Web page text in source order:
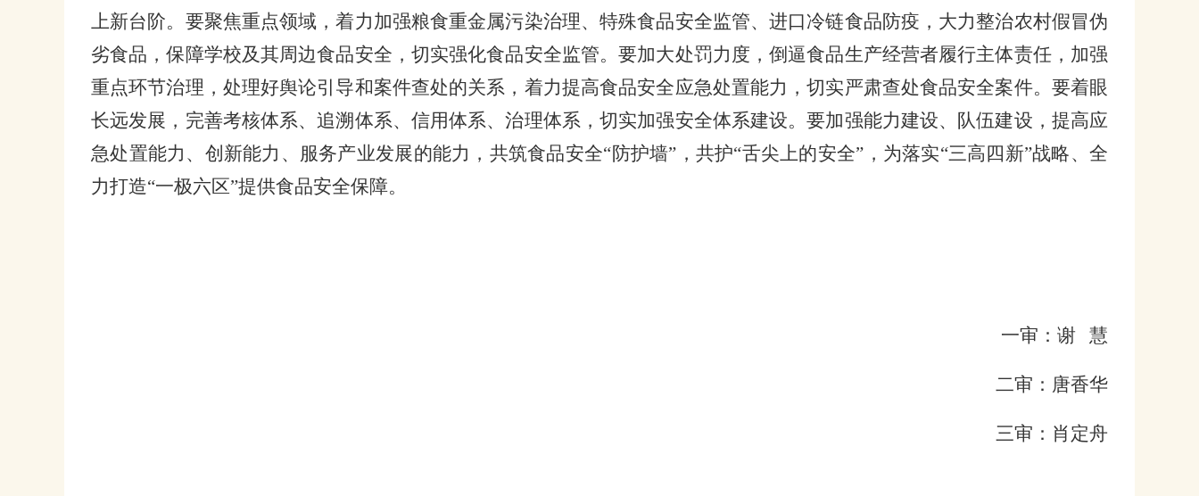
上新台阶。要聚焦重点领域，着力加强粮食重金属污染治理、特殊食品安全监管、进口冷链食品防疫，大力整治农村假冒伪
劣食品，保障学校及其周边食品安全，切实强化食品安全监管。要加大处罚力度，倒逼食品生产经营者履行主体责任，加强
重点环节治理，处理好舆论引导和案件查处的关系，着力提高食品安全应急处置能力，切实严肃查处食品安全案件。要着眼
长远发展，完善考核体系、追溯体系、信用体系、治理体系，切实加强安全体系建设。要加强能力建设、队伍建设，提高应
急处置能力、创新能力、服务产业发展的能力，共筑食品安全“防护墙”，共护“舌尖上的安全”，为落实“三高四新”战略、全
力打造“一极六区”提供食品安全保障。
一审：谢 慧
二审：唐香华
三审：肖定舟